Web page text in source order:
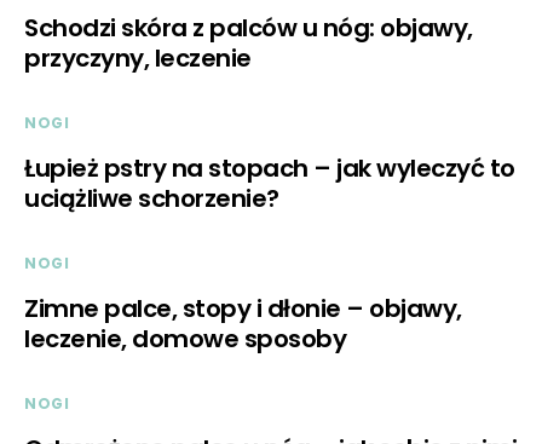
Schodzi skóra z palców u nóg: objawy,
przyczyny, leczenie
NOGI
Łupież pstry na stopach – jak wyleczyć to
uciążliwe schorzenie?
NOGI
Zimne palce, stopy i dłonie – objawy,
leczenie, domowe sposoby
NOGI